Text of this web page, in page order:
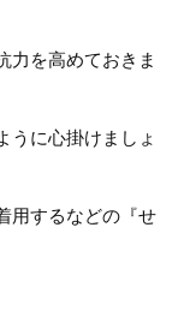
力を高めておきま
に心掛けましょ
用するなどの『せ